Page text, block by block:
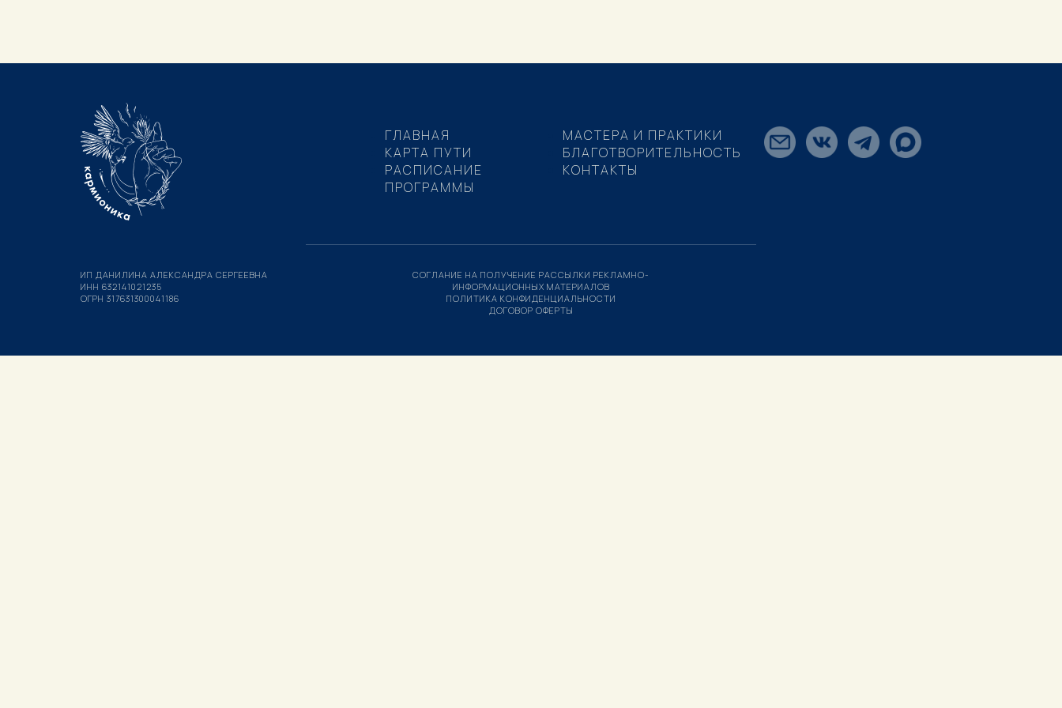
ГЛАВНАЯ
КАРТА ПУТИ
РАСПИСАНИЕ
ПРОГРАММЫ
МАСТЕРА И ПРАКТИКИ
БЛАГОТВОРИТЕЛЬНОСТЬ
КОНТАКТЫ
ИП ДАНИЛИНА АЛЕКСАНДРА СЕРГЕЕВНА
ИНН 632141021235
ОГРН 317631300041186
СОГЛАНИЕ НА ПОЛУЧЕНИЕ РАССЫЛКИ РЕКЛАМНО-
ИНФОРМАЦИОННЫХ МАТЕРИАЛОВ
ПОЛИТИКА КОНФИДЕНЦИАЛЬНОСТИ
ДОГОВОР ОФЕРТЫ